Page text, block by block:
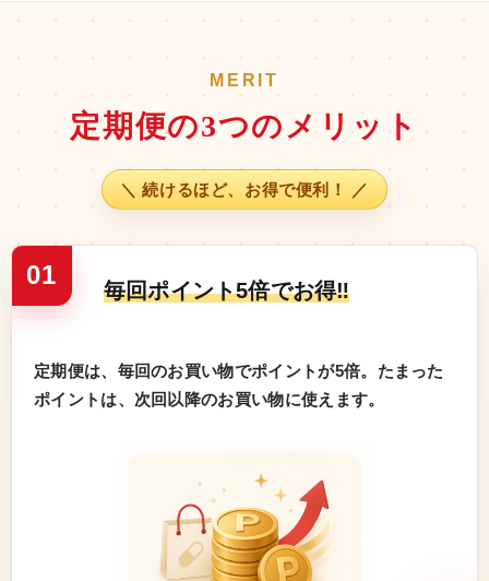
MERIT
定期便の3つのメリット
＼ 続けるほど、お得で便利！ ／
01
毎回ポイント5倍でお得‼
定期便は、毎回のお買い物でポイントが5倍。たまった
ポイントは、次回以降のお買い物に使えます。